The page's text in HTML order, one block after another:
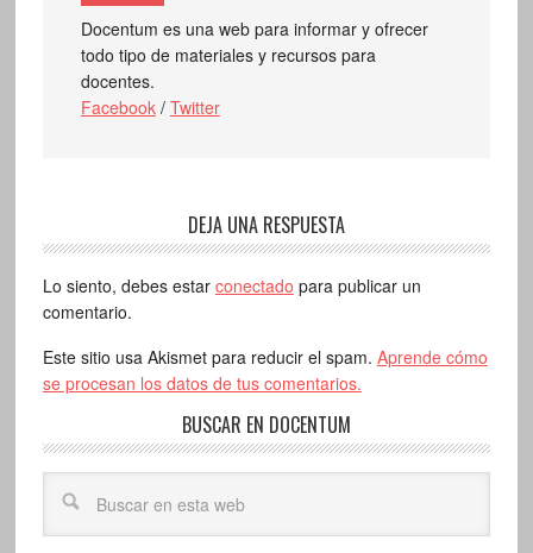
Docentum es una web para informar y ofrecer
todo tipo de materiales y recursos para
docentes.
Facebook/ Twitter
DEJA UNA RESPUESTA
Lo siento, debes estar conectado para publicar un
comentario.
Este sitio usa Akismet para reducir el spam. Aprende cómo
se procesan los datos de tus comentarios.
BUSCAR EN DOCENTUM